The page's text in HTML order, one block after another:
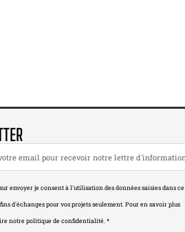
envoyer je consent à l'utilisation des données saisies dans ce
d'échanges pour vos projets seulement. Pour en savoir plus
notre politique de confidentialité. *